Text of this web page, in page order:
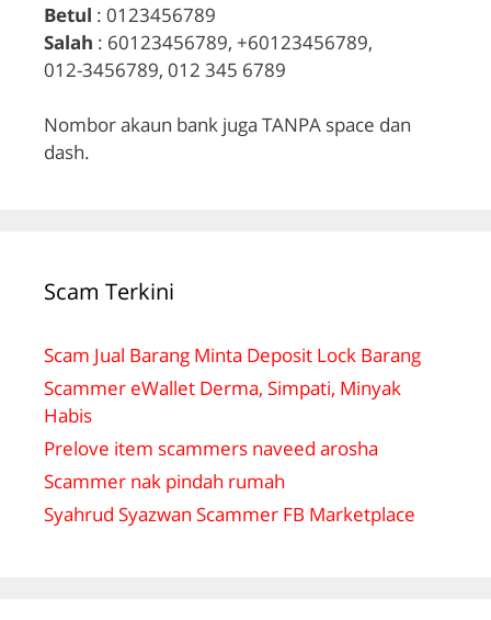
Betul : 0123456789
Salah : 60123456789, +60123456789,
012-3456789, 012 345 6789
Nombor akaun bank juga TANPA space dan
dash.
Scam Terkini
Scam Jual Barang Minta Deposit Lock Barang
Scammer eWallet Derma, Simpati, Minyak
Habis
Prelove item scammers naveed arosha
Scammer nak pindah rumah
Syahrud Syazwan Scammer FB Marketplace